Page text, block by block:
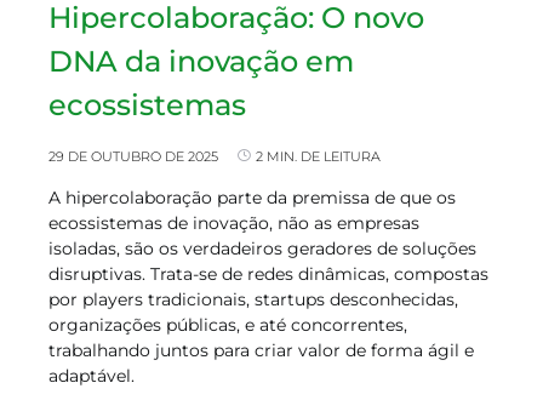
Hipercolaboração: O novo
DNA da inovação em
ecossistemas
29 DE OUTUBRO DE 2025 2 MIN. DE LEITURA
A hipercolaboração parte da premissa de que os
ecossistemas de inovação, não as empresas
isoladas, são os verdadeiros geradores de soluções
disruptivas. Trata-se de redes dinâmicas, compostas
por players tradicionais, startups desconhecidas,
organizações públicas, e até concorrentes,
trabalhando juntos para criar valor de forma ágil e
adaptável.